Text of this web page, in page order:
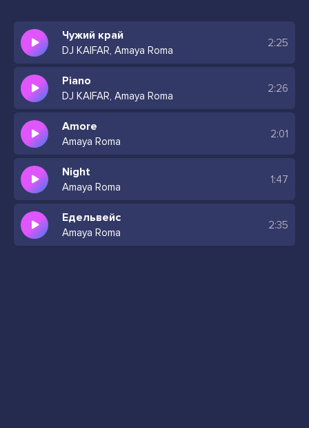
Чужий край
DJ KAIFAR, Amaya Roma
2:25
Piano
DJ KAIFAR, Amaya Roma
2:26
Amore
Amaya Roma
2:01
Night
Amaya Roma
1:47
Едельвейс
Amaya Roma
2:35